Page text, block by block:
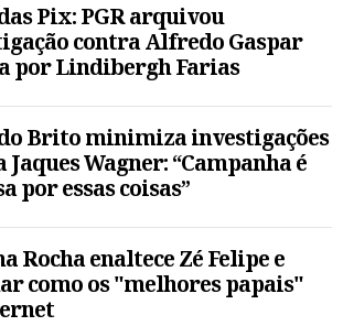
Pix: PGR arquivou
contra Alfredo Gaspar
por Lindibergh Farias
Brito minimiza investigações
Jaques Wagner: “Campanha é
por essas coisas”
Rocha enaltece Zé Felipe e
como os "melhores papais"